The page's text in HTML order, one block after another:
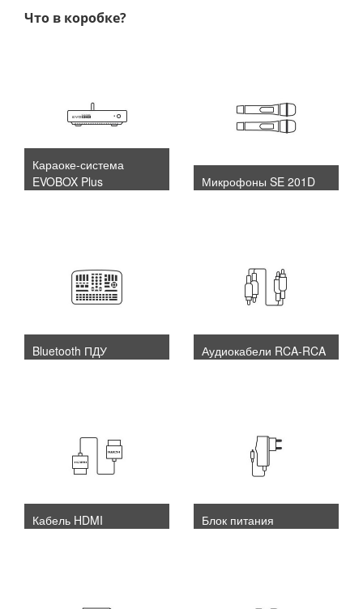
Что в коробке?
Караоке-система
EVOBOX Plus
Микрофоны SE 201D
Bluetooth ПДУ Аудиокабели RCA-RCA
Кабель HDMI Блок питания